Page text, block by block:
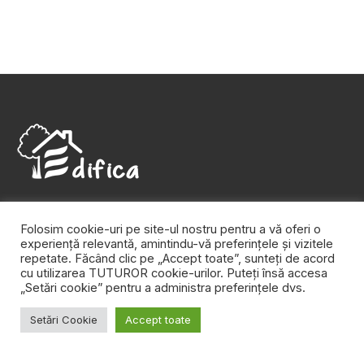
interioare, dar și inspiraţie pentru colţul tău de natură. Edifica
este agenda ta zilnică pentru casă, pentru grădină, pentru tot
ce te înconjoară şi îţi face viaţa mai frumoasă.
URMĂREȘTE-NE PE FACEBOOK
Folosim cookie-uri pe site-ul nostru pentru a vă oferi o
experiență relevantă, amintindu-vă preferințele și vizitele
repetate. Făcând clic pe „Accept toate”, sunteți de acord
cu utilizarea TUTUROR cookie-urilor. Puteți însă accesa
„Setări cookie” pentru a administra preferințele dvs.
Setări Cookie Accept toate